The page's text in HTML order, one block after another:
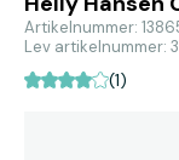
Artikelnummer:
Lev
(1)